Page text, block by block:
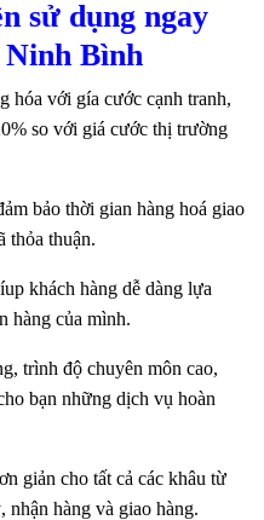
sử dụng ngay
Bình
hóa với gía cước cạnh tranh,
so với giá cước thị trường
bảo thời gian hàng hoá giao
thỏa thuận.
khách hàng dễ dàng lựa
hàng của mình.
trình độ chuyên môn cao,
bạn những dịch vụ hoàn
giản cho tất cả các khâu từ
nhận hàng và giao hàng.